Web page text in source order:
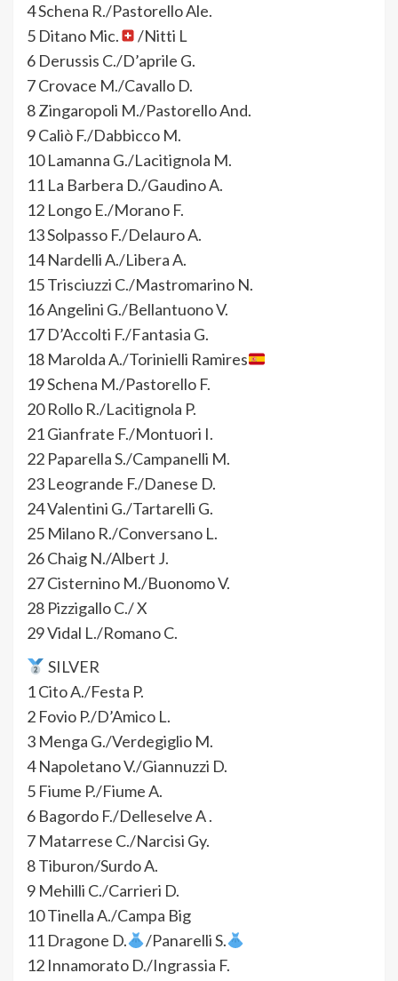
4 Schena R./Pastorello Ale.
5 Ditano Mic.
/Nitti L
6 Derussis C./D’aprile G.
7 Crovace M./Cavallo D.
8 Zingaropoli M./Pastorello And.
9 Caliò F./Dabbicco M.
10 Lamanna G./Lacitignola M.
11 La Barbera D./Gaudino A.
12 Longo E./Morano F.
13 Solpasso F./Delauro A.
14 Nardelli A./Libera A.
15 Trisciuzzi C./Mastromarino N.
16 Angelini G./Bellantuono V.
17 D’Accolti F./Fantasia G.
18 Marolda A./Torinielli Ramires
19 Schena M./Pastorello F.
20 Rollo R./Lacitignola P.
21 Gianfrate F./Montuori I.
22 Paparella S./Campanelli M.
23 Leogrande F./Danese D.
24 Valentini G./Tartarelli G.
25 Milano R./Conversano L.
26 Chaig N./Albert J.
27 Cisternino M./Buonomo V.
28 Pizzigallo C./ X
29 Vidal L./Romano C.
SILVER
1 Cito A./Festa P.
2 Fovio P./D’Amico L.
3 Menga G./Verdegiglio M.
4 Napoletano V./Giannuzzi D.
5 Fiume P./Fiume A.
6 Bagordo F./Delleselve A .
7 Matarrese C./Narcisi Gy.
8 Tiburon/Surdo A.
9 Mehilli C./Carrieri D.
10 Tinella A./Campa Big
11 Dragone D.
/Panarelli S.
12 Innamorato D./Ingrassia F.